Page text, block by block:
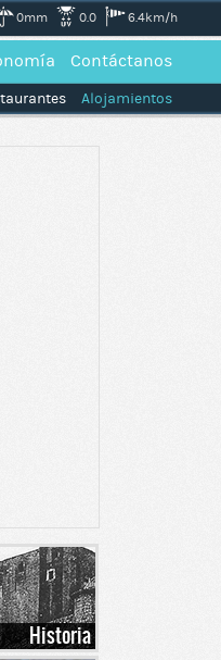
0mm 0.0 6.4km/h
Contáctanos
Alojamientos
Historia